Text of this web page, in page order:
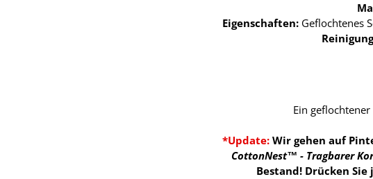
Eigenschaften:Geflochtenes
Ein
*Update: Wir gehen auf
CottonNest™ - Tragbarer
Bestand! Drücken Sie